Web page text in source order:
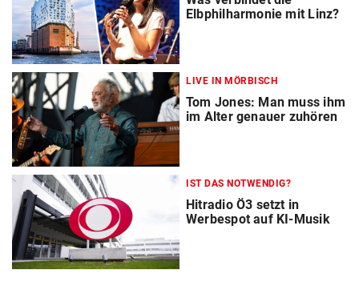
Elbphilharmonie mit Linz?
LIVE IN MÖRBISCH
Tom Jones: Man muss ihm
im Alter genauer zuhören
IST DAS NOTWENDIG?
Hitradio Ö3 setzt in
Werbespot auf KI-Musik